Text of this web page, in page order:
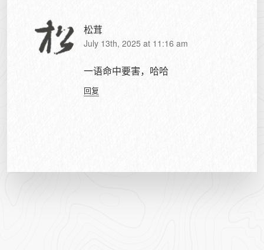
松茸
July 13th, 2025 at 11:16 am
一语命中要害，哈哈
回复